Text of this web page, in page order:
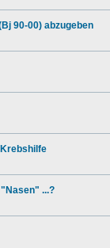
90-00) abzugeben
...?